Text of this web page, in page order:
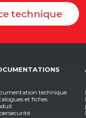
technique
technique
et fiches